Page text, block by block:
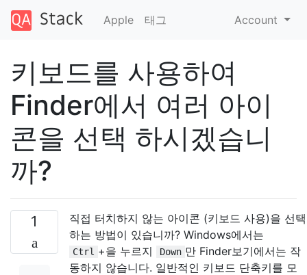
Apple 태그 Account
키보드를 사용하여
Finder에서 여러 아이
콘을 선택 하시겠습니
까?
1
직접 터치하지 않는 아이콘 (키보드 사용)을 선택
하는 방법이 있습니까? Windows에서는
Ctrl +을 누르지 Down 만 Finder보기에서는 작
동하지 않습니다. 일반적인 키보드 단축키를 모